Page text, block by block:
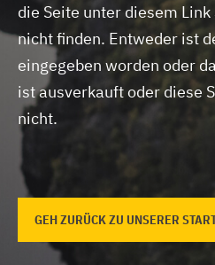
die Seite unter diesem
nicht finden. Entweder ist
eingegeben worden oder
ist ausverkauft oder diese
nicht.
GEH ZURÜCK ZU UNSERER